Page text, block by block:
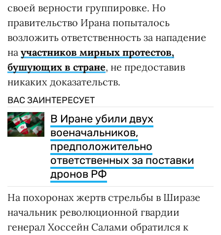
своей верности группировке. Но
правительство Ирана попыталось
возложить ответственность за нападение
на участников мирных протестов,
бушующих в стране, не предоставив
никаких доказательств.
ВАС ЗАИНТЕРЕСУЕТ
В Иране убили двух
военачальников,
предположительно
ответственных за поставки
дронов РФ
На похоронах жертв стрельбы в Ширазе
начальник революционной гвардии
генерал Хоссейн Салами обратился к